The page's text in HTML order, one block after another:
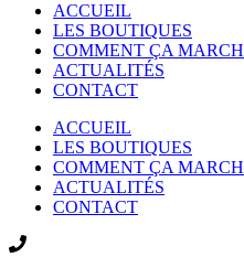
ACCUEIL
LES BOUTIQUES
COMMENT ÇA
ACTUALITÉS
CONTACT
ACCUEIL
LES BOUTIQUES
COMMENT ÇA
ACTUALITÉS
CONTACT